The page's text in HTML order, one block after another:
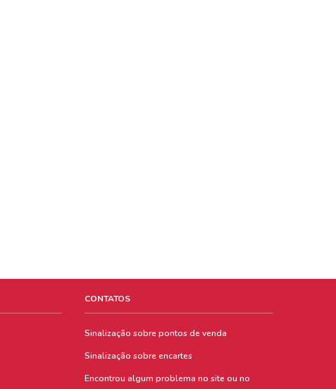
CONTATOS
Sinalização sobre pontos de venda
Sinalização sobre encartes
Encontrou algum problema no site ou no